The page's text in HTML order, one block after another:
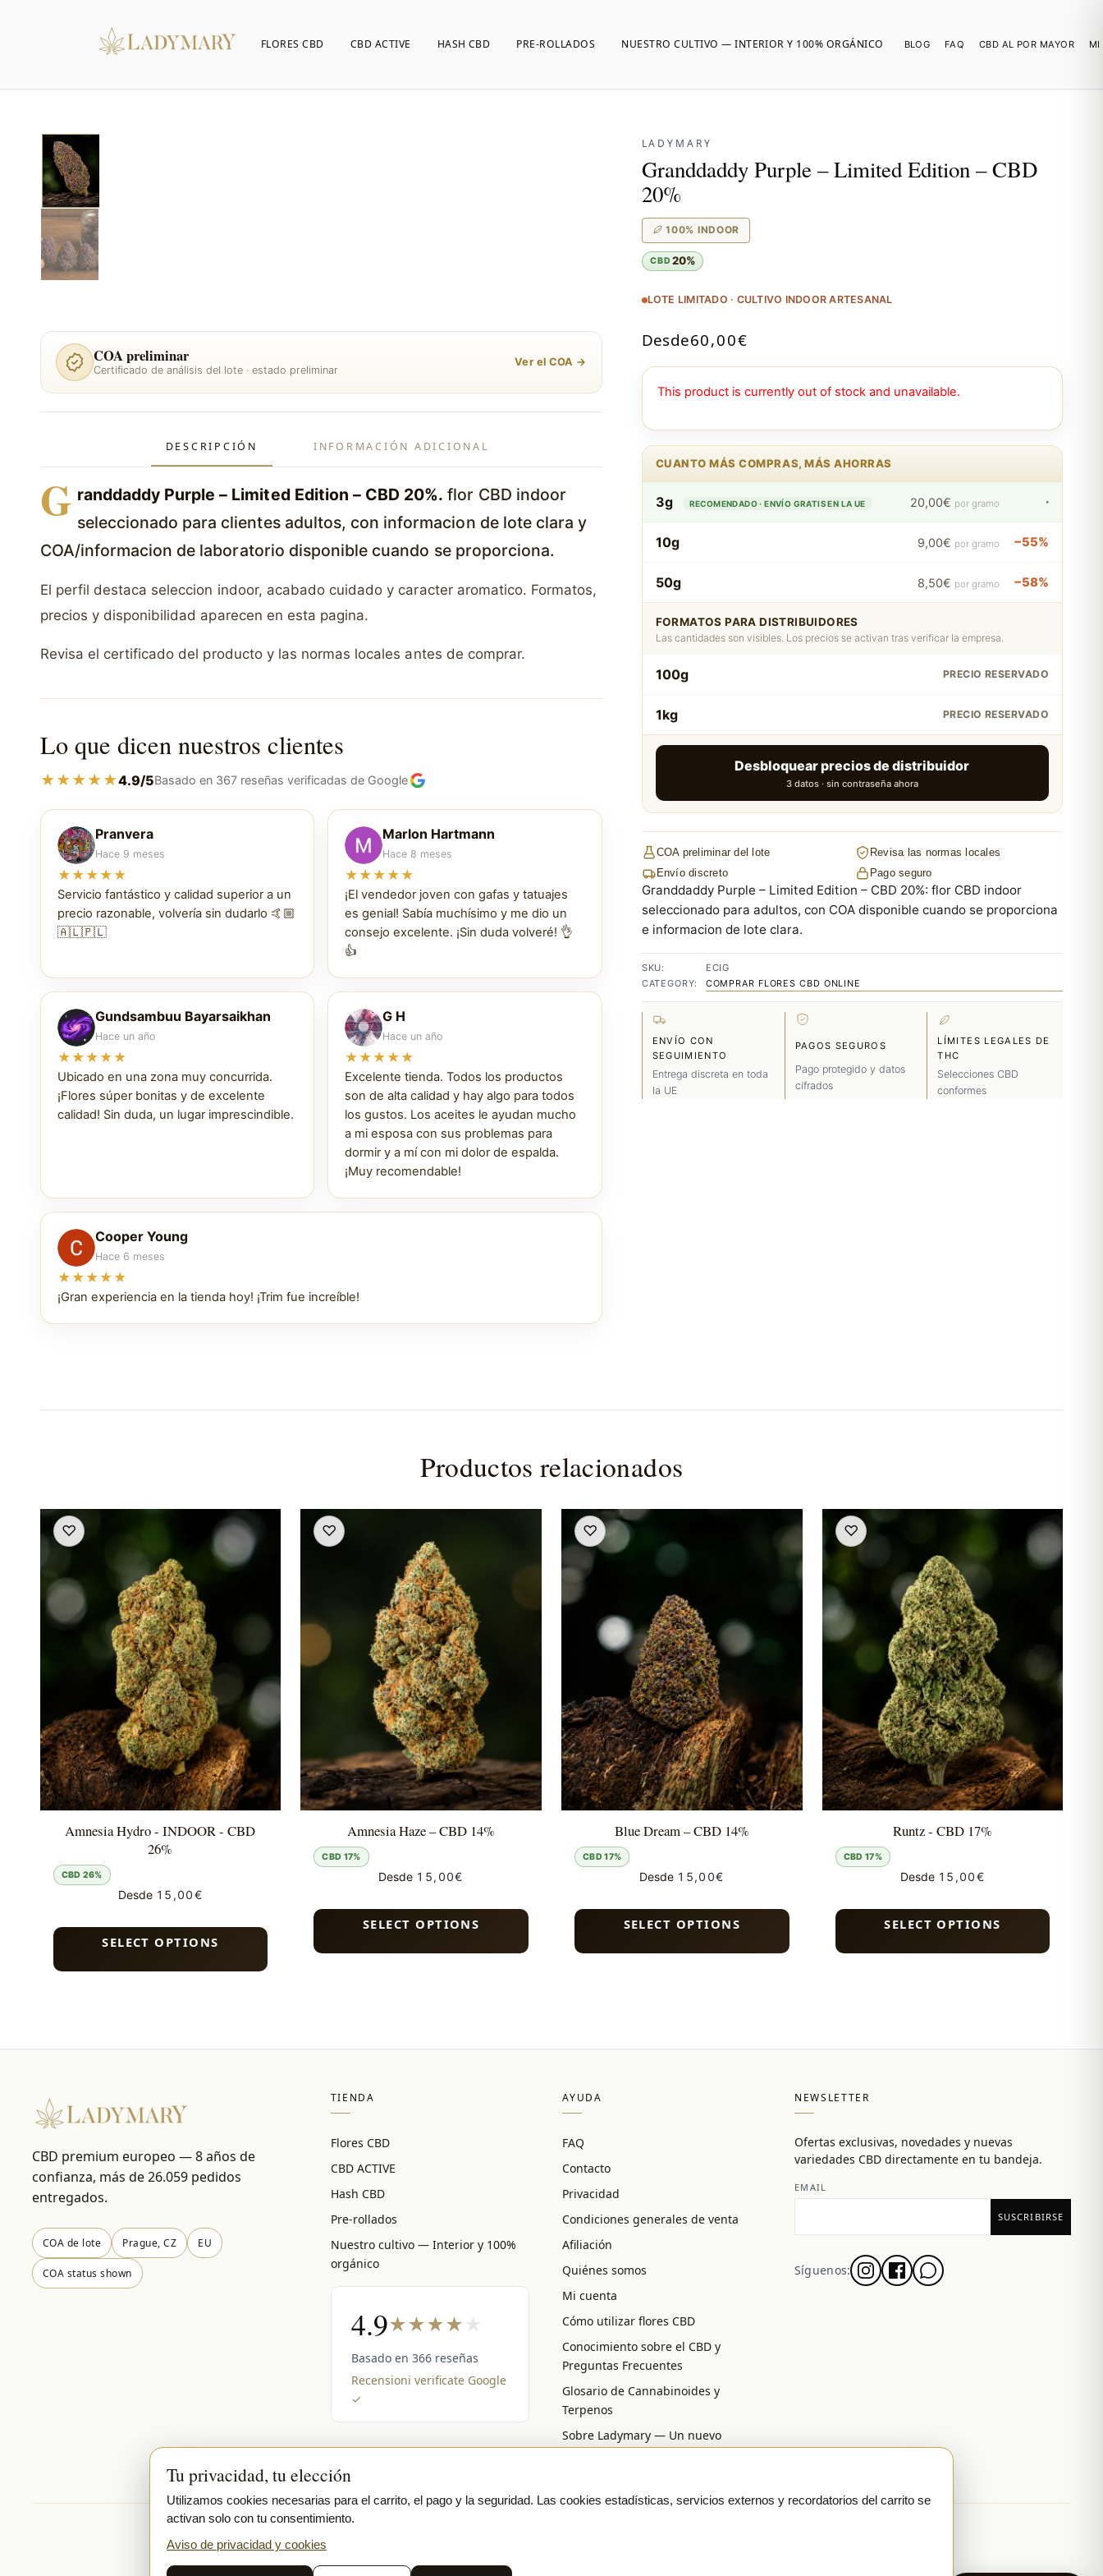
FLORES CBD CBD ACTIVE HASH CBD PRE-ROLLADOS NUESTRO CULTIVO — INTERIOR Y 100% ORGÁNICO BLOG FAQ CBD AL POR MAYOR MI
COA preliminar
Certificado de análisis del lote · estado preliminar
Ver el COA →
DESCRIPCIÓN INFORMACIÓN ADICIONAL
G randdaddy Purple – Limited Edition – CBD 20%. flor CBD indoor
seleccionado para clientes adultos, con informacion de lote clara y
COA/informacion de laboratorio disponible cuando se proporciona.
El perfil destaca seleccion indoor, acabado cuidado y caracter aromatico. Formatos,
precios y disponibilidad aparecen en esta pagina.
Revisa el certificado del producto y las normas locales antes de comprar.
Lo que dicen nuestros clientes
★★★★★4.9/5Basado en 367 reseñas verificadas de Google
Pranvera
Hace 9 meses
★★★★★
Servicio fantástico y calidad superior a un
precio razonable, volvería sin dudarlo 🤙🏼
🇦🇱🇵🇱
Marlon Hartmann
Hace 8 meses
★★★★★
¡El vendedor joven con gafas y tatuajes
es genial! Sabía muchísimo y me dio un
consejo excelente. ¡Sin duda volveré! 👌
👍
Gundsambuu Bayarsaikhan
Hace un año
★★★★★
Ubicado en una zona muy concurrida.
¡Flores súper bonitas y de excelente
calidad! Sin duda, un lugar imprescindible.
G H
Hace un año
★★★★★
Excelente tienda. Todos los productos
son de alta calidad y hay algo para todos
los gustos. Los aceites le ayudan mucho
a mi esposa con sus problemas para
dormir y a mí con mi dolor de espalda.
¡Muy recomendable!
Cooper Young
Hace 6 meses
★★★★★
¡Gran experiencia en la tienda hoy! ¡Trim fue increíble!
LADYMARY
Granddaddy Purple – Limited Edition – CBD
20%
100% INDOOR
CBD20%
LOTE LIMITADO · CULTIVO INDOOR ARTESANAL
Desde60,00€
This product is currently out of stock and unavailable.
CUANTO MÁS COMPRAS, MÁS AHORRAS
3g RECOMENDADO · ENVÍO GRATIS EN LA UE 20,00€ por gramo ·
10g 9,00€ por gramo −55%
50g 8,50€ por gramo −58%
FORMATOS PARA DISTRIBUIDORES
Las cantidades son visibles. Los precios se activan tras verificar la empresa.
100g PRECIO RESERVADO
1kg PRECIO RESERVADO
Desbloquear precios de distribuidor
3 datos · sin contraseña ahora
COA preliminar del lote
Revisa las normas locales
Envío discreto
Pago seguro
Granddaddy Purple – Limited Edition – CBD 20%: flor CBD indoor
seleccionado para adultos, con COA disponible cuando se proporciona
e informacion de lote clara.
SKU:
ECIG
CATEGORY:
COMPRAR FLORES CBD ONLINE
ENVÍO CON
SEGUIMIENTO
Entrega discreta en toda
la UE
PAGOS SEGUROS
Pago protegido y datos
cifrados
LÍMITES LEGALES DE
THC
Selecciones CBD
conformes
Productos relacionados
Amnesia Hydro - INDOOR - CBD
26%
CBD 26%
Desde 15,00€
♡
SELECT OPTIONS
Amnesia Haze – CBD 14%
CBD 17%
Desde 15,00€
♡
SELECT OPTIONS
Blue Dream – CBD 14%
CBD 17%
Desde 15,00€
♡
SELECT OPTIONS
Runtz - CBD 17%
CBD 17%
Desde 15,00€
♡
SELECT OPTIONS
CBD premium europeo — 8 años de
confianza, más de 26.059 pedidos
entregados.
COA de lote Prague, CZ EU
COA status shown
TIENDA
Flores CBD
CBD ACTIVE
Hash CBD
Pre-rollados
Nuestro cultivo — Interior y 100%
orgánico
4.9★★★★★
Basado en 366 reseñas
Recensioni verificate Google
✓
AYUDA
FAQ
Contacto
Privacidad
Condiciones generales de venta
Afiliación
Quiénes somos
Mi cuenta
Cómo utilizar flores CBD
Conocimiento sobre el CBD y
Preguntas Frecuentes
Glosario de Cannabinoides y
Terpenos
Sobre Ladymary — Un nuevo
NEWSLETTER
Ofertas exclusivas, novedades y nuevas
variedades CBD directamente en tu bandeja.
EMAIL
Síguenos:
SECURE PAYMENTS VISA MASTERCARD
Tu privacidad, tu elección
Utilizamos cookies necesarias para el carrito, el pago y la seguridad. Las cookies estadísticas, servicios externos y recordatorios del carrito se
activan solo con tu consentimiento.
Aviso de privacidad y cookies